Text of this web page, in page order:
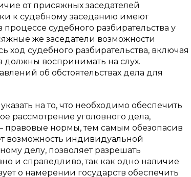
от присяжных заседателей
к судебному заседанию имеют
судебного разбирательства у
же заседатели возможности
судебного разбирательства, включая
должны воспринимать на слух.
об обстоятельствах дела для
на то, что необходимо обеспечить
рассмотрение уголовного дела,
нормы, тем самым обезопасив
возможность индивидуальной
делу, позволяет разрешать
и справедливо, так как одно наличие
о намерении государств обеспечить